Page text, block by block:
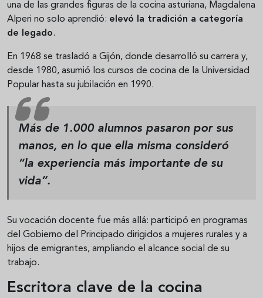
una de las grandes figuras de la cocina asturiana, Magdalena
Alperi no solo aprendió: elevó la tradición a categoría
de legado.
En 1968 se trasladó a Gijón, donde desarrolló su carrera y,
desde 1980, asumió los cursos de cocina de la Universidad
Popular hasta su jubilación en 1990.
Más de 1.000 alumnos pasaron por sus
manos, en lo que ella misma consideró
“la experiencia más importante de su
vida”.
Su vocación docente fue más allá: participó en programas
del Gobierno del Principado dirigidos a mujeres rurales y a
hijos de emigrantes, ampliando el alcance social de su
trabajo.
Escritora clave de la cocina